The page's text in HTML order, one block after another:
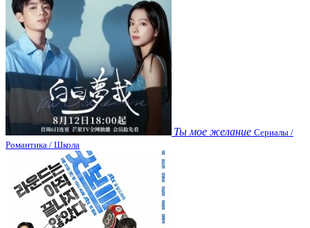
Ты мое желание Сериалы /
Романтика / Школа